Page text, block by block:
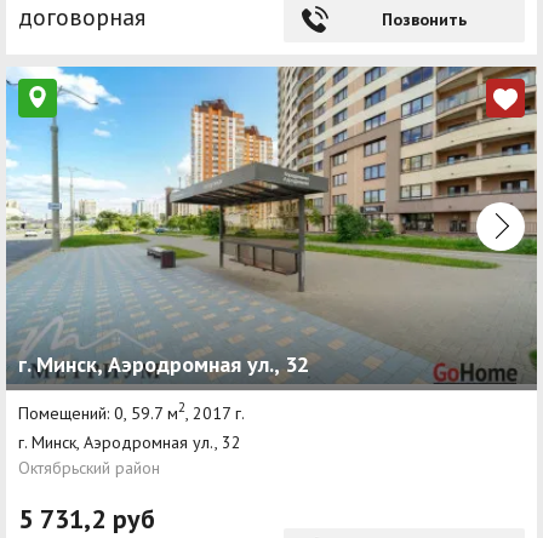
договорная Позвонить
г. Минск, Аэродромная ул., 32
Помещений: 0, 59.7 м2, 2017 г.
г. Минск, Аэродромная ул., 32
Октябрьский район
5 731,2 руб